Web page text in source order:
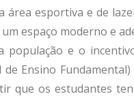
área esportiva e de
espaço moderno e
e o
de Ensino
que os estudantes